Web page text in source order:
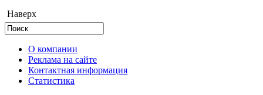
Наверх
О компании
Реклама на сайте
Контактная информация
Статистика